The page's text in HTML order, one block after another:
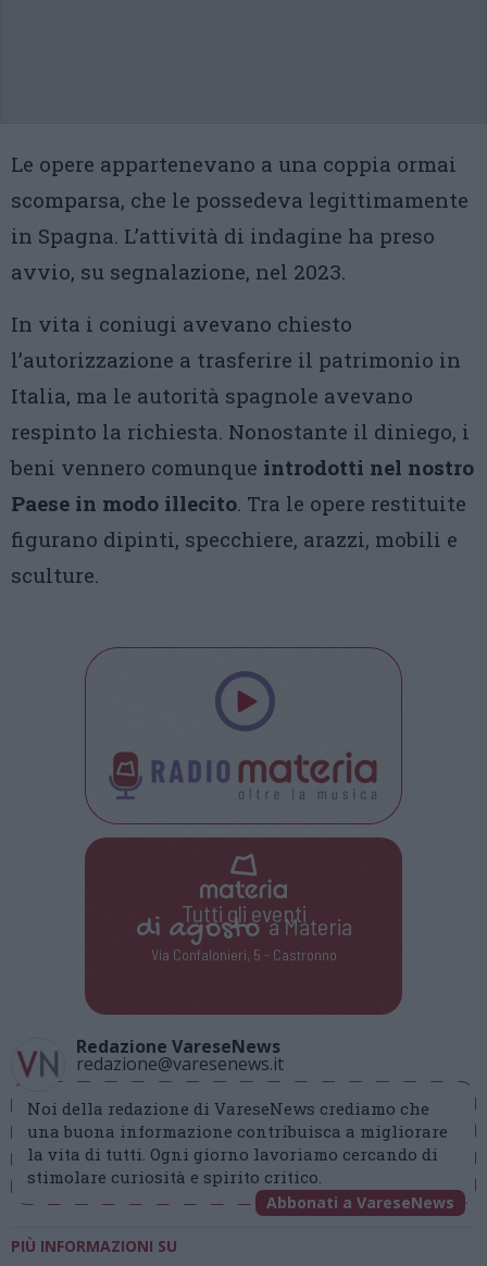
Le opere appartenevano a una coppia ormai
scomparsa, che le possedeva legittimamente
in Spagna. L’attività di indagine ha preso
avvio, su segnalazione, nel 2023.
In vita i coniugi avevano chiesto
l’autorizzazione a trasferire il patrimonio in
Italia, ma le autorità spagnole avevano
respinto la richiesta. Nonostante il diniego, i
beni vennero comunque introdotti nel nostro
Paese in modo illecito. Tra le opere restituite
figurano dipinti, specchiere, arazzi, mobili e
sculture.
Tutti gli eventi
di agostoa Materia
Via Confalonieri, 5 - Castronno
Redazione VareseNews
redazione@varesenews.it
Noi della redazione di VareseNews crediamo che
una buona informazione contribuisca a migliorare
la vita di tutti. Ogni giorno lavoriamo cercando di
stimolare curiosità e spirito critico.
Abbonati a VareseNews
PIÙ INFORMAZIONI SU